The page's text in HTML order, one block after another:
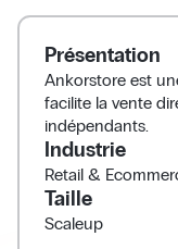
Présentation
Ankorstore est
facilite la vente
indépendants.
Industrie
Retail &
Taille
Scaleup